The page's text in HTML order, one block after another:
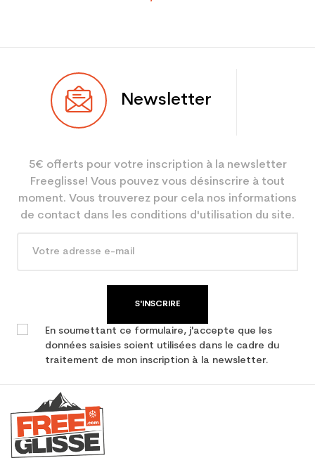
Newsletter
5€ offerts pour votre inscription à la newsletter
Freeglisse! Vous pouvez vous désinscrire à tout
moment. Vous trouverez pour cela nos informations
de contact dans les conditions d'utilisation du site.
S'INSCRIRE
En soumettant ce formulaire, j'accepte que les
données saisies soient utilisées dans le cadre du
traitement de mon inscription à la newsletter.